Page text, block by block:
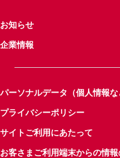
お知らせ
企業情報
パーソナルデータ（個人情報
プライバシーポリシー
サイトご利用にあたって
お客さまご利用端末からの情